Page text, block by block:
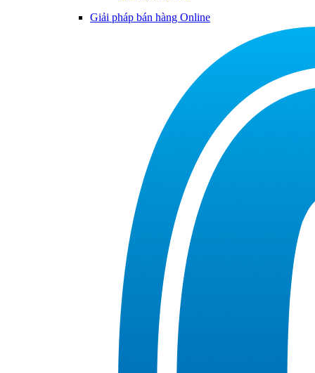
Giải pháp bán hàng Online